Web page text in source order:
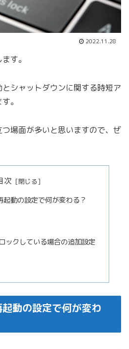
2022.11.28
す。
シャットダウンに関する時短ア
。
場面が多いと思いますので、ぜ
次
起動の設定で何が変わる？
ックしている場合の追加設定
動の設定で何が変わ